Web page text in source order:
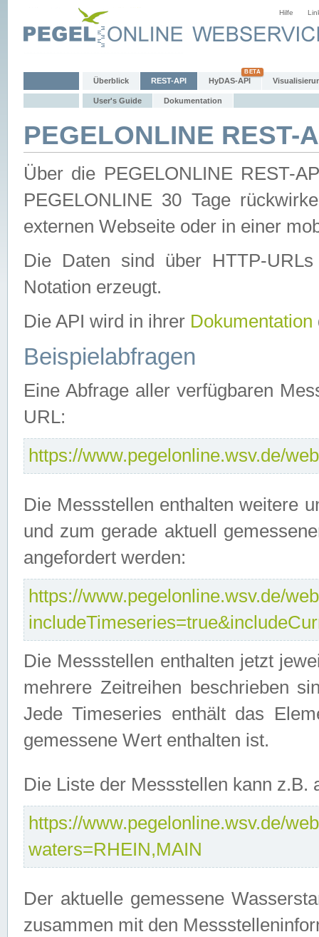
Hilfe
Überblick REST-API HyDAS-API
User's Guide Dokumentation
PEGELONLINE REST-
Über die PEGELONLINE REST-
PEGELONLINE 30 Tage
externen Webseite oder in einer
Die Daten sind über HTTP-
Notation erzeugt.
Die API wird in ihrer Dokumentation
Beispielabfragen
Eine Abfrage aller verfügbaren
URL:
https://www.pegelonline.wsv.de/
Die Messstellen enthalten weitere
und zum gerade aktuell
angefordert werden:
https://www.pegelonline.wsv.de/
Die Messstellen enthalten jetzt
mehrere Zeitreihen beschrieben
Jede Timeseries enthält das
gemessene Wert enthalten ist.
Die Liste der Messstellen kann
https://www.pegelonline.wsv.de/
waters=RHEIN,MAIN
Der aktuelle gemessene
zusammen mit den